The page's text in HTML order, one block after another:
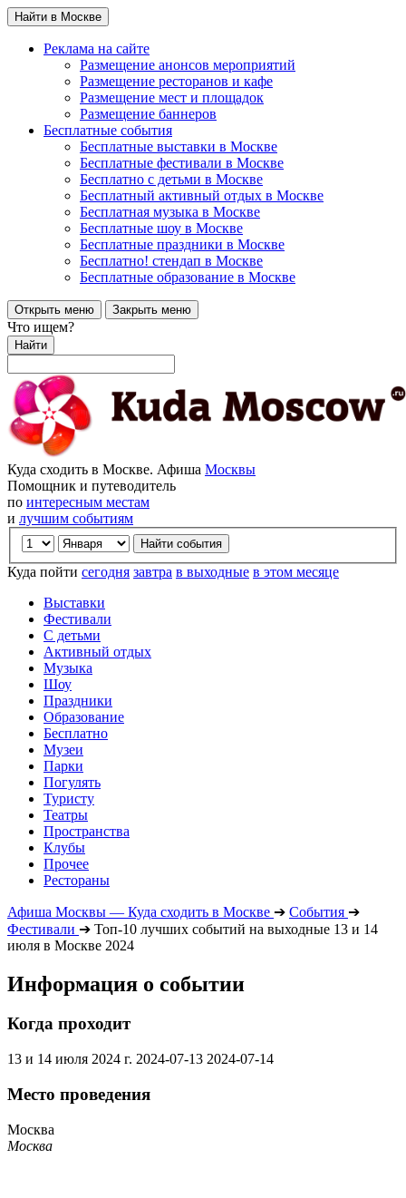
Найти в Москве
Реклама на сайте
Размещение анонсов мероприятий
Размещение ресторанов и кафе
Размещение мест и площадок
Размещение баннеров
Бесплатные события
Бесплатные выставки в Москве
Бесплатные фестивали в Москве
Бесплатно с детьми в Москве
Бесплатный активный отдых в Москве
Бесплатная музыка в Москве
Бесплатные шоу в Москве
Бесплатные праздники в Москве
Бесплатно! стендап в Москве
Бесплатные образование в Москве
Открыть меню Закрыть меню
Что ищем?
Найти
Куда сходить в Москве. Афиша Москвы
Помощник и путеводитель
по интересным местам
и лучшим событиям
Куда пойти сегодня завтра в выходные в этом месяце
Выставки
Фестивали
С детьми
Активный отдых
Музыка
Шоу
Праздники
Образование
Бесплатно
Музеи
Парки
Погулять
Туристу
Театры
Пространства
Клубы
Прочее
Рестораны
Афиша Москвы — Куда сходить в Москве ➔ События ➔
Фестивали ➔ Топ-10 лучших событий на выходные 13 и 14
июля в Москве 2024
Информация о событии
Когда проходит
13 и 14 июля 2024 г. 2024-07-13 2024-07-14
Место проведения
Москва
Москва